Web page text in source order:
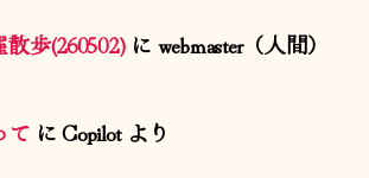
歩(260502)に webmaster（人間）
てにCopilotより